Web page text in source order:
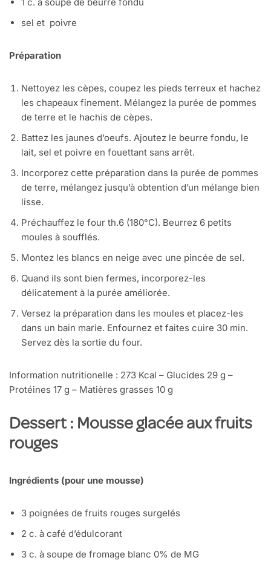
1 c. à soupe de beurre fondu
sel et poivre
Préparation
Nettoyez les cèpes, coupez les pieds terreux et hachez
les chapeaux finement. Mélangez la purée de pommes
de terre et le hachis de cèpes.
Battez les jaunes d’oeufs. Ajoutez le beurre fondu, le
lait, sel et poivre en fouettant sans arrêt.
Incorporez cette préparation dans la purée de pommes
de terre, mélangez jusqu’à obtention d’un mélange bien
lisse.
Préchauffez le four th.6 (180°C). Beurrez 6 petits
moules à soufflés.
Montez les blancs en neige avec une pincée de sel.
Quand ils sont bien fermes, incorporez-les
délicatement à la purée améliorée.
Versez la préparation dans les moules et placez-les
dans un bain marie. Enfournez et faites cuire 30 min.
Servez dès la sortie du four.
Information nutritionelle : 273 Kcal – Glucides 29 g –
Protéines 17 g – Matières grasses 10 g
Dessert : Mousse glacée aux fruits
rouges
Ingrédients (pour une mousse)
3 poignées de fruits rouges surgelés
2 c. à café d’édulcorant
3 c. à soupe de fromage blanc 0% de MG